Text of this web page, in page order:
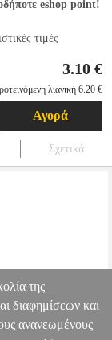
eshop point!
τιμές
3.10 €
λιανική 6.20 €
Αγορά
Σχετικά
ΕΔΩτης
διαφημίσεων και
ανανεωμένους